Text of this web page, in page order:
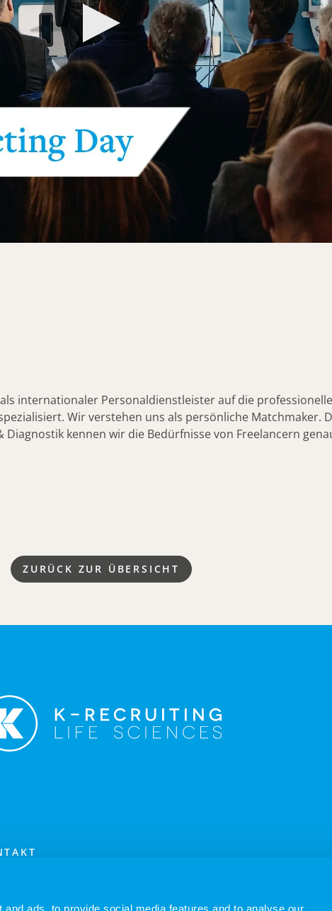
internationaler Personaldienstleister auf die
Wir verstehen uns als persönliche Matchmaker.
kennen wir die Bedürfnisse von Freelancern
ZURÜCK ZUR ÜBERSICHT